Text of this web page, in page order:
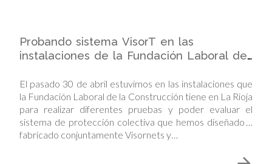
Probando sistema VisorT en las
instalaciones de la Fundación Laboral de
El pasado 30 de abril estuvimos en las instalaciones que
la Fundación Laboral de la Construcción tiene en La Rioja
para realizar diferentes pruebas y poder evaluar el
sistema de protección colectiva que hemos diseñado y
fabricado conjuntamente Visornets y…